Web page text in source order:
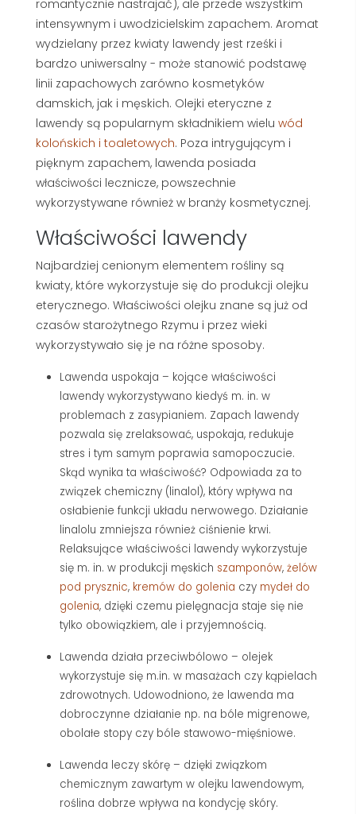
romantycznie nastrajać), ale przede wszystkim
intensywnym i uwodzicielskim zapachem. Aromat
wydzielany przez kwiaty lawendy jest rześki i
bardzo uniwersalny - może stanowić podstawę
linii zapachowych zarówno kosmetyków
damskich, jak i męskich. Olejki eteryczne z
lawendy są popularnym składnikiem wielu wód
kolońskich i toaletowych. Poza intrygującym i
pięknym zapachem, lawenda posiada
właściwości lecznicze, powszechnie
wykorzystywane również w branży kosmetycznej.
Właściwości lawendy
Najbardziej cenionym elementem rośliny są
kwiaty, które wykorzystuje się do produkcji olejku
eterycznego. Właściwości olejku znane są już od
czasów starożytnego Rzymu i przez wieki
wykorzystywało się je na różne sposoby.
Lawenda uspokaja – kojące właściwości
lawendy wykorzystywano kiedyś m. in. w
problemach z zasypianiem. Zapach lawendy
pozwala się zrelaksować, uspokaja, redukuje
stres i tym samym poprawia samopoczucie.
Skąd wynika ta właściwość? Odpowiada za to
związek chemiczny (linalol), który wpływa na
osłabienie funkcji układu nerwowego. Działanie
linalolu zmniejsza również ciśnienie krwi.
Relaksujące właściwości lawendy wykorzystuje
się m. in. w produkcji męskich szamponów, żelów
pod prysznic, kremów do golenia czy mydeł do
golenia, dzięki czemu pielęgnacja staje się nie
tylko obowiązkiem, ale i przyjemnością.
Lawenda działa przeciwbólowo – olejek
wykorzystuje się m.in. w masażach czy kąpielach
zdrowotnych. Udowodniono, że lawenda ma
dobroczynne działanie np. na bóle migrenowe,
obolałe stopy czy bóle stawowo-mięśniowe.
Lawenda leczy skórę – dzięki związkom
chemicznym zawartym w olejku lawendowym,
roślina dobrze wpływa na kondycję skóry.